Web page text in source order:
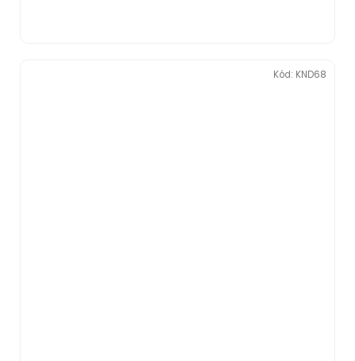
Kód: KND68